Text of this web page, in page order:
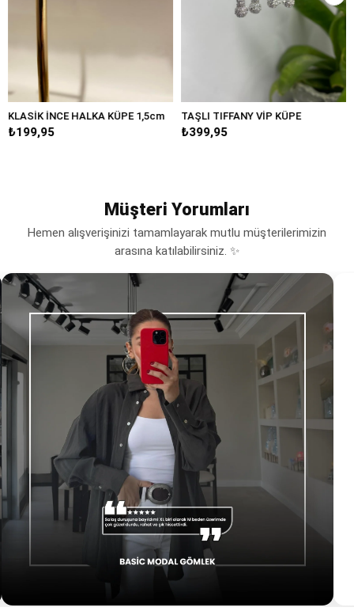
HALKA KÜPE 1,5cm TAŞLI TIFFANY VİP KÜPE BÜYÜK
Müşteri Yorumları
Hemen alışverişinizi tamamlayarak mutlu müşterilerimizin
arasına katılabilirsiniz. ✨